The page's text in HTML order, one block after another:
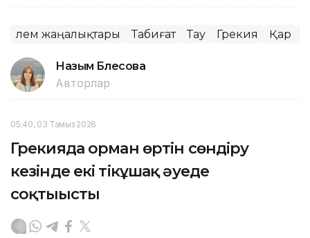
Әлем жаңалықтары Табиғат Тау Грекия Қар
Назым Бөлесова
Авторлар
05:40, 03 Тамыз 2026
Грекияда орман өртін сөндіру
кезінде екі тікұшақ әуеде
соқтығысты